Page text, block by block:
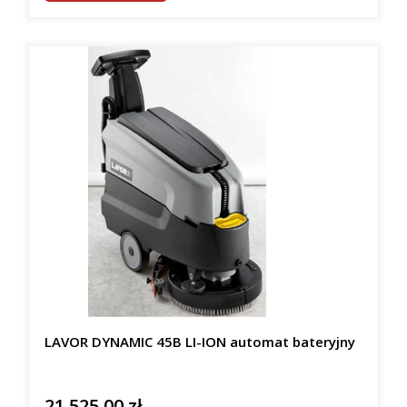
LAVOR DYNAMIC 45B LI-ION automat bateryjny